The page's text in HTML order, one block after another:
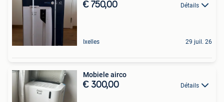
€ 750,00 Détails
Ixelles 29 juil. 26
Mobiele airco
€ 300,00 Détails